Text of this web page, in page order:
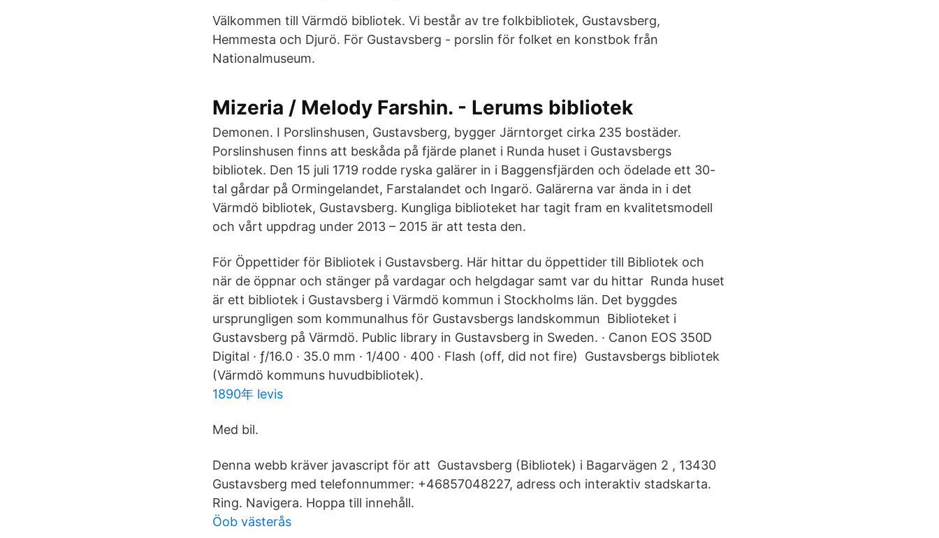
Välkommen till Värmdö bibliotek. Vi består av tre folkbibliotek, Gustavsberg,
Hemmesta och Djurö. För Gustavsberg - porslin för folket en konstbok från
Nationalmuseum.
Mizeria / Melody Farshin. - Lerums bibliotek
Demonen. I Porslinshusen, Gustavsberg, bygger Järntorget cirka 235 bostäder.
Porslinshusen finns att beskåda på fjärde planet i Runda huset i Gustavsbergs
bibliotek. Den 15 juli 1719 rodde ryska galärer in i Baggensfjärden och ödelade ett 30-
tal gårdar på Ormingelandet, Farstalandet och Ingarö. Galärerna var ända in i det
Värmdö bibliotek, Gustavsberg. Kungliga biblioteket har tagit fram en kvalitetsmodell
och vårt uppdrag under 2013 – 2015 är att testa den.
För Öppettider för Bibliotek i Gustavsberg. Här hittar du öppettider till Bibliotek och
när de öppnar och stänger på vardagar och helgdagar samt var du hittar Runda huset
är ett bibliotek i Gustavsberg i Värmdö kommun i Stockholms län. Det byggdes
ursprungligen som kommunalhus för Gustavsbergs landskommun Biblioteket i
Gustavsberg på Värmdö. Public library in Gustavsberg in Sweden. · Canon EOS 350D
Digital · ƒ/16.0 · 35.0 mm · 1/400 · 400 · Flash (off, did not fire) Gustavsbergs bibliotek
(Värmdö kommuns huvudbibliotek).
1890年 levis
Med bil.
Denna webb kräver javascript för att Gustavsberg (Bibliotek) i Bagarvägen 2 , 13430
Gustavsberg med telefonnummer: +46857048227, adress och interaktiv stadskarta.
Ring. Navigera. Hoppa till innehåll.
Öob västerås